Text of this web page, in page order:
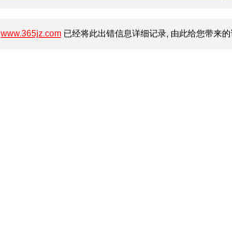
www.365jz.com已经将此出错信息详细记录, 由此给您带来